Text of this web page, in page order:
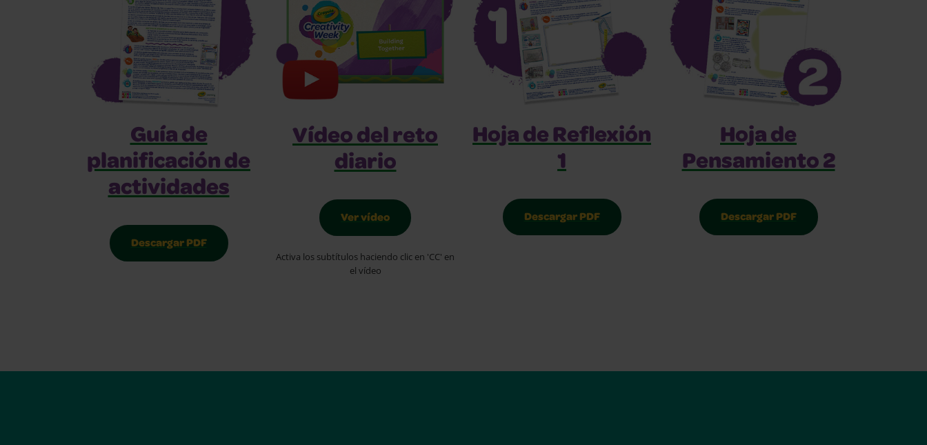
Guía de
planificación de
actividades
Descargar PDF
Vídeo del reto
diario
Ver vídeo
Activa los subtítulos haciendo clic en 'CC' en
el vídeo
Hoja de Reflexión
1
Descargar PDF
Hoja de
Pensamiento 2
Descargar PDF